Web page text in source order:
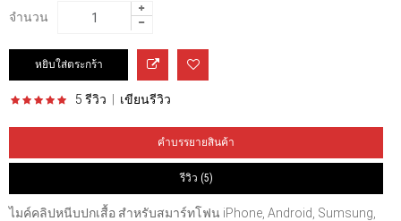
จำนวน
5 รีวิว เขียนรีวิว
คำบรรยายสินค้า
รีวิว (5)
ไมค์คลิปหนีบปกเสื้อ สำหรับสมาร์ทโฟน iPhone, Android, Sumsung,